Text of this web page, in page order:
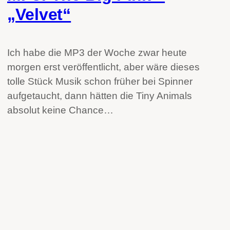
„Velvet“
Ich habe die MP3 der Woche zwar heute
morgen erst veröffentlicht, aber wäre dieses
tolle Stück Musik schon früher bei Spinner
aufgetaucht, dann hätten die Tiny Animals
absolut keine Chance…